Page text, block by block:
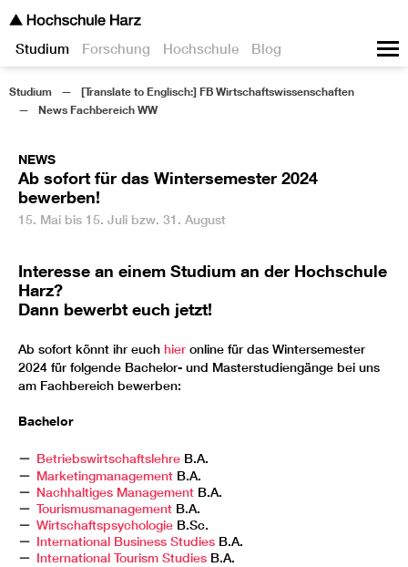
Studium Forschung Hochschule Blog
Studium
[Translate to Englisch:] FB Wirtschaftswissenschaften
News Fachbereich WW
NEWS
Ab sofort für das Wintersemester 2024
bewerben!
15. Mai bis 15. Juli bzw. 31. August
Interesse an einem Studium an der Hochschule
Harz?
Dann bewerbt euch jetzt!
Ab sofort könnt ihr euch hier online für das Wintersemester
2024 für folgende Bachelor- und Masterstudiengänge bei uns
am Fachbereich bewerben:
Bachelor
Betriebswirtschaftslehre B.A.
MarketingmanagementB.A.
Nachhaltiges ManagementB.A.
TourismusmanagementB.A.
WirtschaftspsychologieB.Sc.
International Business StudiesB.A.
International Tourism StudiesB.A.